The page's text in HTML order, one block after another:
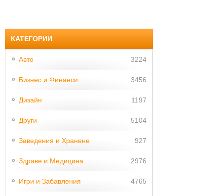
КАТЕГОРИИ
Авто 3224
Бизнес и Финанси 3456
Дизайн 1197
Други 5104
Заведения и Хранене 927
Здраве и Медицина 2976
Игри и Забавления 4765